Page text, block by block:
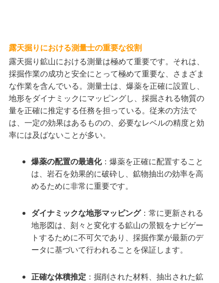
露天掘りにおける測量士の重要な役割
露天掘り鉱山における測量は極めて重要です。それは、
採掘作業の成功と安全にとって極めて重要な、さまざま
な作業を含んでいる。測量士は、爆薬を正確に設置し、
地形をダイナミックにマッピングし、採掘される物質の
量を正確に推定する任務を担っている。従来の方法で
は、一定の効果はあるものの、必要なレベルの精度と効
率には及ばないことが多い。
爆薬の配置の最適化：爆薬を正確に配置すること
は、岩石を効果的に破砕し、鉱物抽出の効率を高
めるために非常に重要です。
ダイナミックな地形マッピング：常に更新される
地形図は、刻々と変化する鉱山の景観をナビゲー
トするために不可欠であり、採掘作業が最新のデ
ータに基づいて行われることを保証します。
正確な体積推定 ：掘削された材料、抽出された鉱